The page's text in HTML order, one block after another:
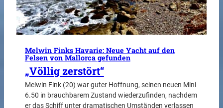
Melwin Finks Havarie: Neue Yacht auf den
Felsen von Mallorca gefunden
„Völlig zerstört“
Melwin Fink (20) war guter Hoffnung, seinen neuen Mini
6.50 in brauchbarem Zustand wiederzufinden, nachdem
er das Schiff unter dramatischen Umständen verlassen